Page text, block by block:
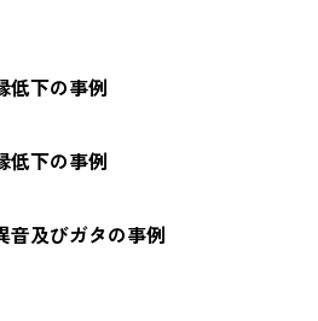
低下の事例
低下の事例
音及びガタの事例